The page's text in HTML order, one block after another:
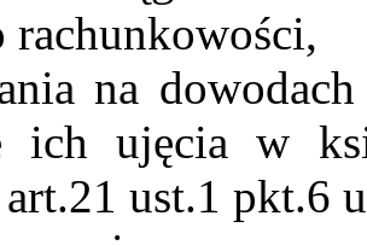
rachunkowości,
na
ich ujęcia w
ust.1 pkt.6